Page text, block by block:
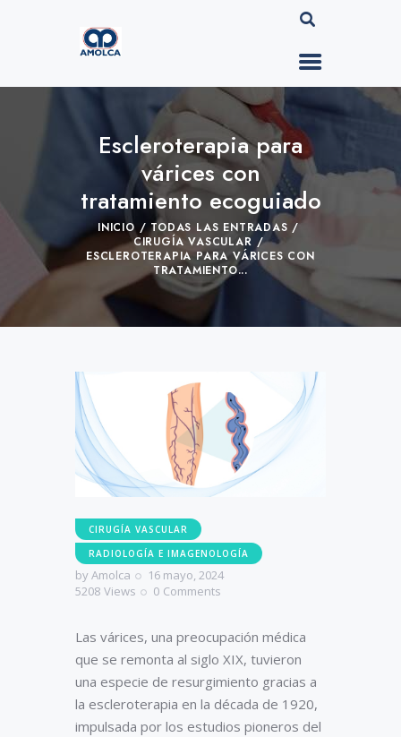
Escleroterapia para
várices con
tratamiento ecoguiado
INICIO
TODAS LAS ENTRADAS
CIRUGÍA VASCULAR
ESCLEROTERAPIA PARA VÁRICES CON
TRATAMIENTO...
CIRUGÍA VASCULAR
RADIOLOGÍA E IMAGENOLOGÍA
byAmolca
16 mayo, 2024
5208 Views 0 Comments
Las várices, una preocupación médica
que se remonta al siglo XIX, tuvieron
una especie de resurgimiento gracias a
la escleroterapia en la década de 1920,
impulsada por los estudios pioneros del